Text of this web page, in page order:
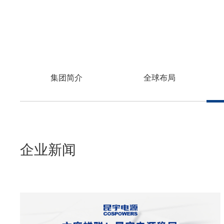
集团简介 全球布局
企业新闻